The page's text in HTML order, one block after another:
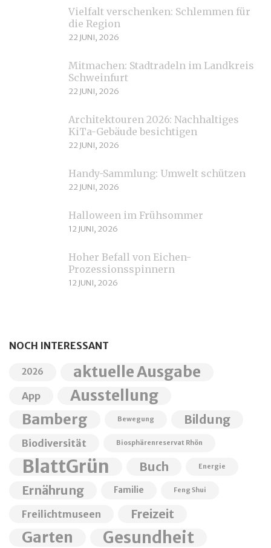
Vielfalt verschenken: Schlemmen für
die Region
22 JUNI, 2026
Mitmachen: Stadtradeln im Landkreis
Schweinfurt
22 JUNI, 2026
Architektouren 2026: Nachhaltiges
KiTa-Gebäude besichtigen
22 JUNI, 2026
Handy-Sammlung: Umwelt schützen
22 JUNI, 2026
Halloween im Frühsommer
12 JUNI, 2026
Hoher Befall von Eichen-
Prozessionsspinnern
12 JUNI, 2026
NOCH INTERESSANT
2026 aktuelle Ausgabe
App Ausstellung
Bamberg Bewegung Bildung
Biodiversität Biosphärenreservat Rhön
BlattGrün Buch Energie
Ernährung Familie Feng Shui
Freilichtmuseen Freizeit
Garten Gesundheit